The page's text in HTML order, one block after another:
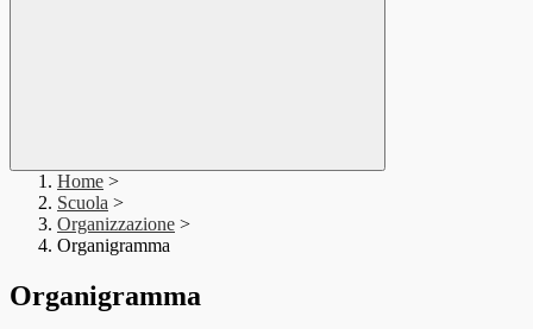
Home >
Scuola >
Organizzazione >
Organigramma
Organigramma